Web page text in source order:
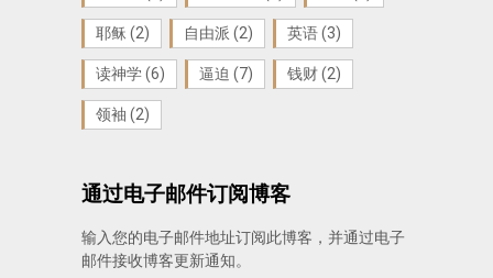
耶稣 (2) 自由派 (2) 英语(3)
读神学(6) 逼迫 (7) 钱财(2)
领袖 (2)
通过电子邮件订阅博客
输入您的电子邮件地址订阅此博客，并通过电子
邮件接收博客更新通知。